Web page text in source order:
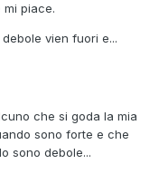
piace.
vien fuori e...
che si goda la mia
sono forte e che
sono debole...